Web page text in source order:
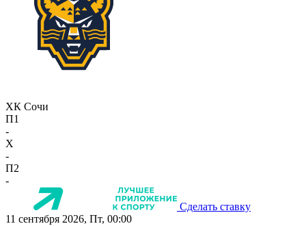
ХК Сочи
П1
-
X
-
П2
-
Сделать ставку
11 сентября 2026, Пт, 00:00